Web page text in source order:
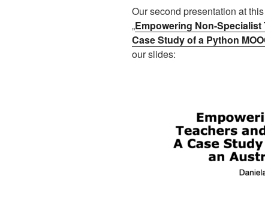
Our second presentation at
„Empowering Non-
Case Study of a Python
our slides: